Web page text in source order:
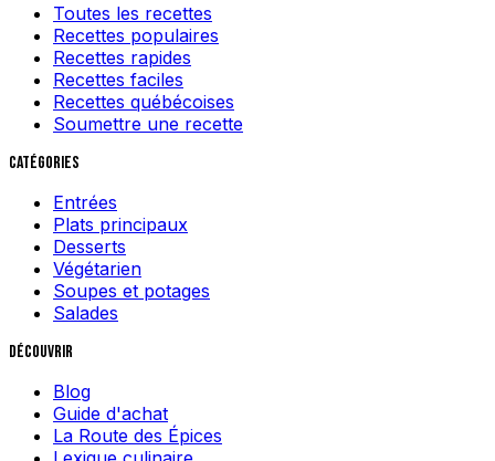
Toutes les recettes
Recettes populaires
Recettes rapides
Recettes faciles
Recettes québécoises
Soumettre une recette
Catégories
Entrées
Plats principaux
Desserts
Végétarien
Soupes et potages
Salades
Découvrir
Blog
Guide d'achat
La Route des Épices